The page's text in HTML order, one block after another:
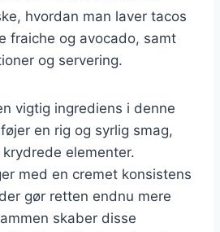
hvordan man laver tacos
fraiche og avocado, samt
og servering.
vigtig ingrediens i denne
en rig og syrlig smag,
elementer.
med en cremet konsistens
gør retten endnu mere
skaber disse